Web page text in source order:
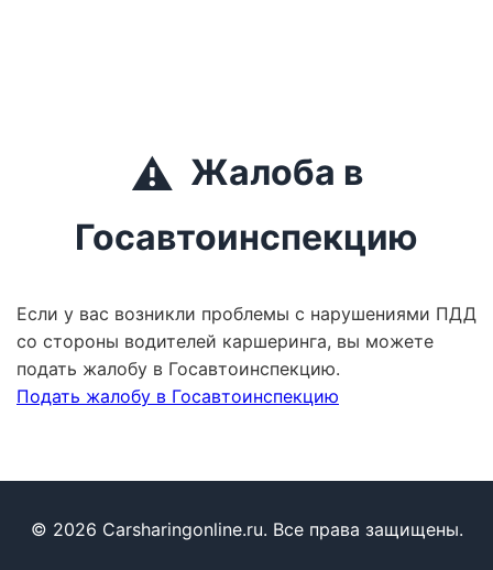
⚠️ Жалоба в
Госавтоинспекцию
Если у вас возникли проблемы с нарушениями ПДД
со стороны водителей каршеринга, вы можете
подать жалобу в Госавтоинспекцию.
Подать жалобу в Госавтоинспекцию
© 2026 Carsharingonline.ru. Все права защищены.